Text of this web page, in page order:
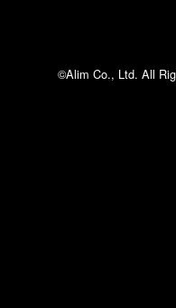
©Alim Co., Ltd. All